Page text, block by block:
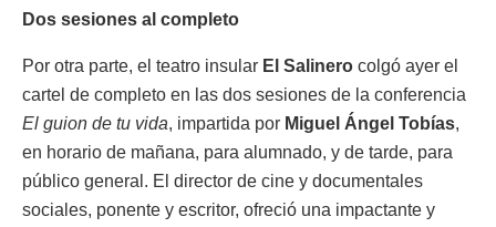
Dos sesiones al completo
Por otra parte, el teatro insular El Salinero colgó ayer el
cartel de completo en las dos sesiones de la conferencia
El guion de tu vida, impartida por Miguel Ángel Tobías,
en horario de mañana, para alumnado, y de tarde, para
público general. El director de cine y documentales
sociales, ponente y escritor, ofreció una impactante y